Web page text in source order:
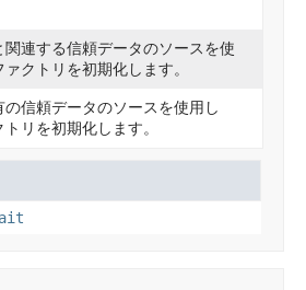
関連する信頼データのソースを使
クトリを初期化します。
の信頼データのソースを使用し
リを初期化します。